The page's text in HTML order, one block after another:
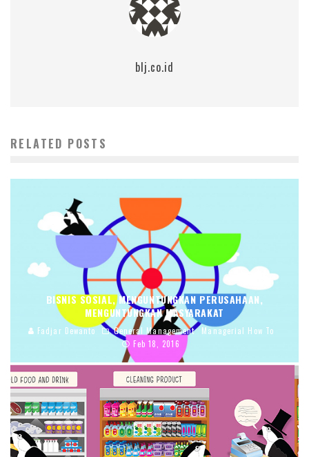
blj.co.id
RELATED POSTS
BISNIS SOSIAL, MENGUNTUNGKAN PERUSAHAAN,
MENGUNTUNGKAN MASYARAKAT
Fadjar Dewanto General Management
Managerial How To
Feb 18, 2016